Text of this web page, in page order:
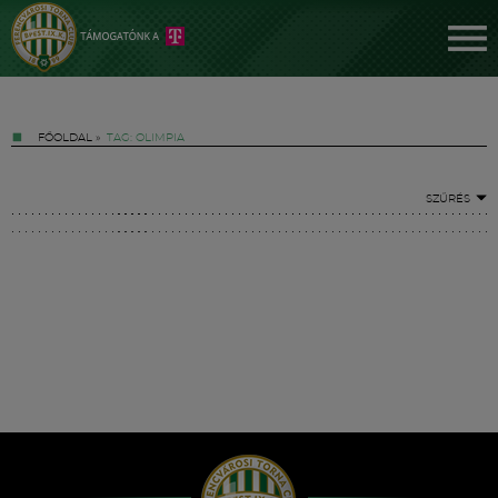
FŐOLDAL » TAG: OLIMPIA
SZŰRÉS
Hírek